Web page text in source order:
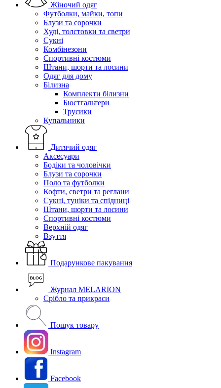
Жіночий одяг
Футболки, майки, топи
Блузи та сорочки
Худі, толстовки та светри
Сукні
Комбінезони
Спортивні костюми
Штани, шорти та лосини
Одяг для дому
Білизна
Комплекти білизни
Бюстгальтери
Трусики
Купальники
Дитячий одяг
Аксесуари
Бодіки та чоловічки
Блузи та сорочки
Поло та футболки
Кофти, светри та реглани
Сукні, туніки та спідниці
Штани, шорти та лосини
Спортивні костюми
Верхній одяг
Взуття
Подарункове пакування
Журнал MELARION
Срібло та прикраси
Пошук товару
Instagram
Facebook